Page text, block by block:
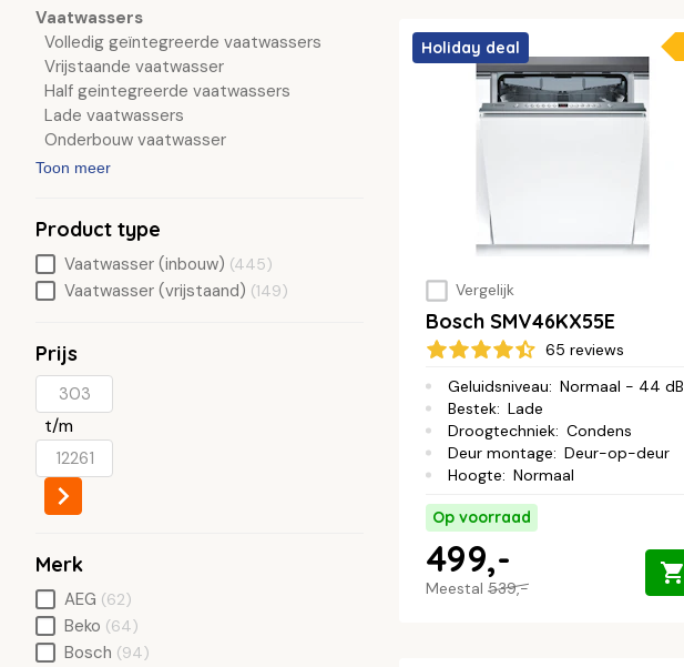
Holiday deal
Vergelijk
Bosch SMV46KX55E
65 reviews
Geluidsniveau: Normaal - 44 dB
Bestek: Lade
Droogtechniek: Condens
Deur montage: Deur-op-deur
Hoogte: Normaal
Op voorraad
Meestal 539,-
499,-
Vaatwassers
Volledig geïntegreerde vaatwassers
Vrijstaande vaatwasser
Half geintegreerde vaatwassers
Lade vaatwassers
Onderbouw vaatwasser
Toon meer
Product type
Vaatwasser (inbouw) (445)
Vaatwasser (vrijstaand) (149)
Prijs
t/m
Merk
AEG (62)
Beko (64)
Bosch (94)